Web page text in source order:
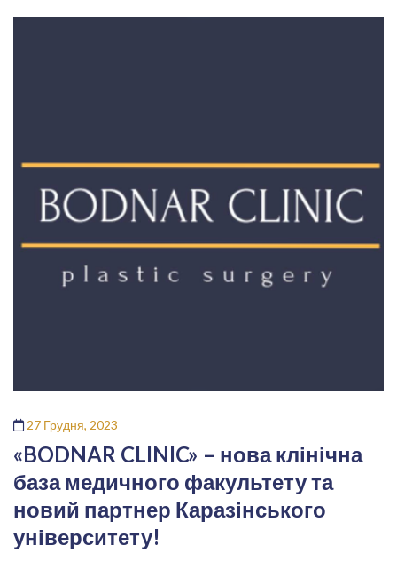
27 Грудня, 2023
«BODNAR CLINIC» – нова клінічна
база медичного факультету та
новий партнер Каразінського
університету!